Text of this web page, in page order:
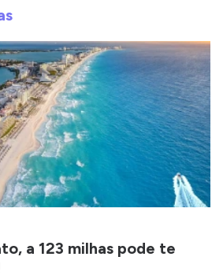
a 123 milhas pode te